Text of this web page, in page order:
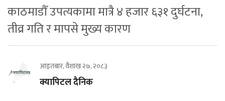
काठमाडौँ उपत्यकामा मात्रै ४ हजार ६३१ दुर्घटना,
तीव्र गति र मापसे मुख्य कारण
आइतबार, वैशाख २७, २०८३
क्यापिटल दैनिक